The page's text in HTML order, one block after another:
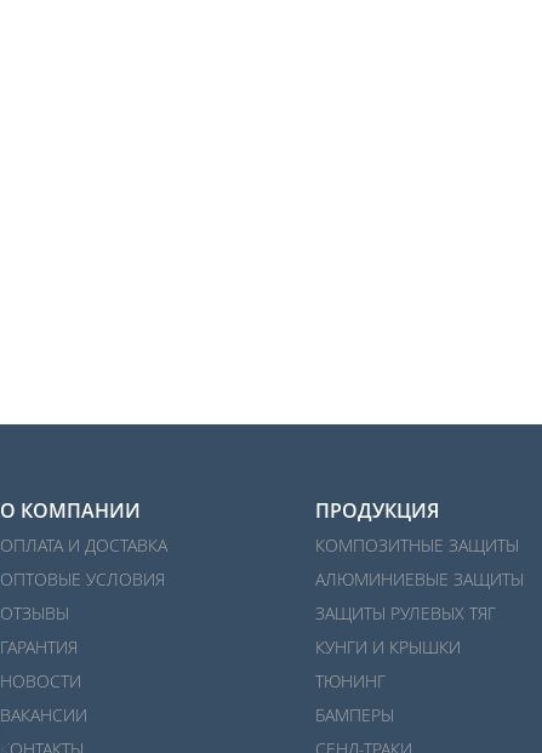
О КОМПАНИИ
ОПЛАТА И ДОСТАВКА
ОПТОВЫЕ УСЛОВИЯ
ОТЗЫВЫ
ГАРАНТИЯ
НОВОСТИ
ВАКАНСИИ
ПРОДУКЦИЯ
КОМПОЗИТНЫЕ ЗАЩИТЫ
АЛЮМИНИЕВЫЕ ЗАЩИТЫ
ЗАЩИТЫ РУЛЕВЫХ ТЯГ
КУНГИ И КРЫШКИ
ТЮНИНГ
БАМПЕРЫ